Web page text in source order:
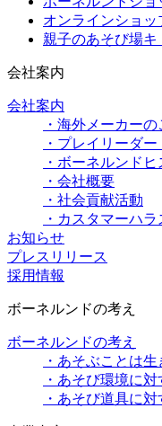
オンラインショッ
親子のあそび場キ
会社案内
会社案内
・海外メーカーの
・プレイリーダ
・ボーネルンド
・会社概要
・社会貢献活動
・カスタマーハ
お知らせ
プレスリリース
採用情報
ボーネルンドの考え
ボーネルンドの考え
・あそぶことは生
・あそび環境に
・あそび道具に